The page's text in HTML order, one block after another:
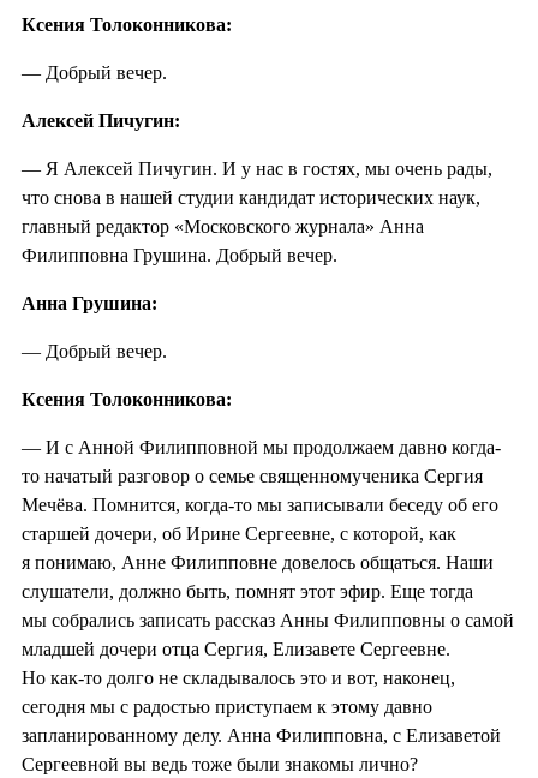
Ксения Толоконникова:
— Добрый вечер.
Алексей Пичугин:
— Я Алексей Пичугин. И у нас в гостях, мы очень рады,
что снова в нашей студии кандидат исторических наук,
главный редактор «Московского журнала» Анна
Филипповна Грушина. Добрый вечер.
Анна Грушина:
— Добрый вечер.
Ксения Толоконникова:
— И с Анной Филипповной мы продолжаем давно когда-
то начатый разговор о семье священномученика Сергия
Мечёва. Помнится, когда-то мы записывали беседу об его
старшей дочери, об Ирине Сергеевне, с которой, как
я понимаю, Анне Филипповне довелось общаться. Наши
слушатели, должно быть, помнят этот эфир. Еще тогда
мы собрались записать рассказ Анны Филипповны о самой
младшей дочери отца Сергия, Елизавете Сергеевне.
Но как-то долго не складывалось это и вот, наконец,
сегодня мы с радостью приступаем к этому давно
запланированному делу. Анна Филипповна, с Елизаветой
Сергеевной вы ведь тоже были знакомы лично?